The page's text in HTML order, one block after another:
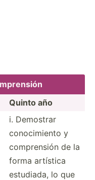
Quinto año
i. Demostrar
conoci­miento y
compre­nsión de la
forma artística
estudiada, lo que